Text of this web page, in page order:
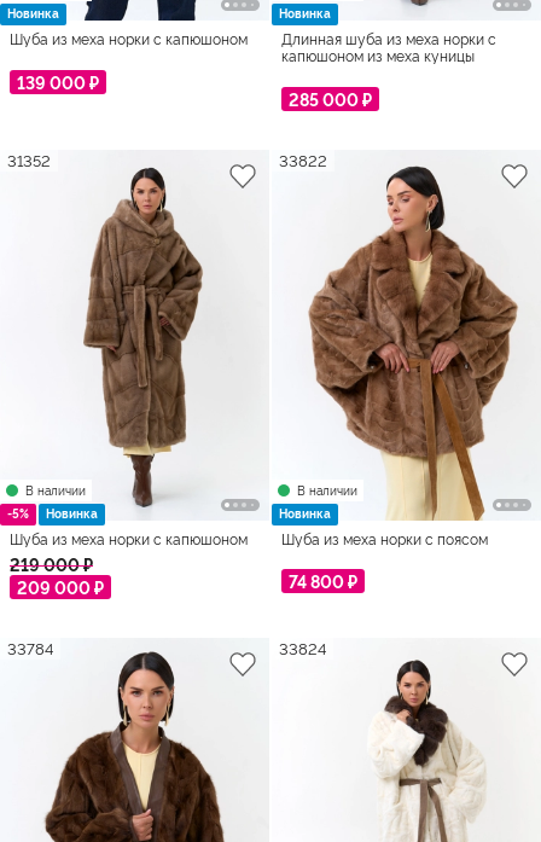
Новинка
Шуба из меха норки с капюшоном
139 000 ₽
Новинка
Длинная шуба из меха норки с
капюшоном из меха куницы
285 000 ₽
В наличии
-5%
Новинка
31352
Шуба из меха норки с капюшоном
219 000 ₽
209 000 ₽
В наличии
Новинка
33822
Шуба из меха норки с поясом
74 800 ₽
33784 33824